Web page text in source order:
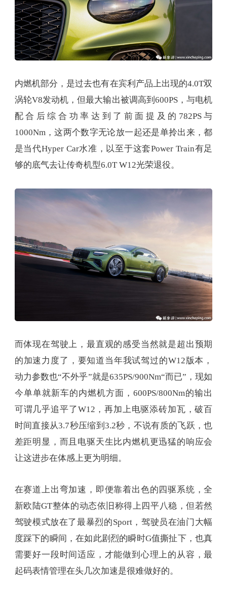
内燃机部分，是过去也有在宾利产品上出现的4.0T双
涡轮V8发动机，但最大输出被调高到600PS，与电机
配合后综合功率达到了前面提及的782PS与
1000Nm，这两个数字无论放一起还是单拎出来，都
是当代Hyper Car水准，以至于这套Power Train有足
够的底气去让传奇机型6.0T W12光荣退役。
而体现在驾驶上，最直观的感受当然就是超出预期
的加速力度了，要知道当年我试驾过的W12版本，
动力参数也“不外乎”就是635PS/900Nm“而已”，现如
今单单就新车的内燃机方面，600PS/800Nm的输出
可谓几乎追平了W12，再加上电驱添砖加瓦，破百
时间直接从3.7秒压缩到3.2秒，不说有质的飞跃，也
差距明显，而且电驱天生比内燃机更迅猛的响应会
让这进步在体感上更为明细。
在赛道上出弯加速，即便靠着出色的四驱系统，全
新欧陆GT整体的动态依旧称得上四平八稳，但若然
驾驶模式放在了最暴烈的Sport，驾驶员在油门大幅
度踩下的瞬间，在如此剧烈的瞬时G值撕扯下，也真
需要好一段时间适应，才能做到心理上的从容，最
起码表情管理在头几次加速是很难做好的。